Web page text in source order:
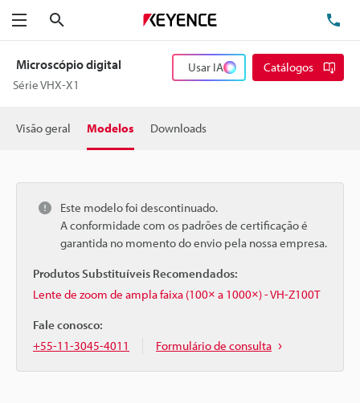
Menu
Microscópio digital
Série VHX-X1
Usar IA Catálogos
Visão geral Modelos Downloads
Este modelo foi descontinuado.
A conformidade com os padrões de certificação é
garantida no momento do envio pela nossa empresa.
Produtos Substituíveis Recomendados:
Lente de zoom de ampla faixa (100× a 1000×) - VH-Z100T
Fale conosco:
+55-11-3045-4011
Formulário de consulta